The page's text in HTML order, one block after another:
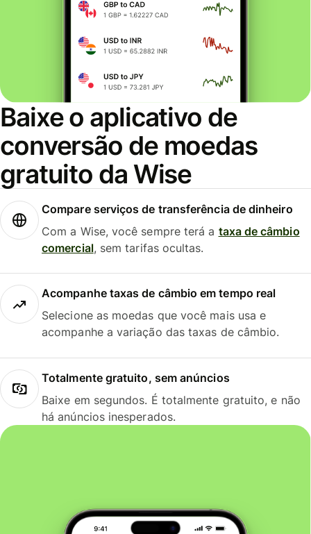
Baixe o aplicativo de
conversão de moedas
gratuito da Wise
Compare serviços de transferência de dinheiro
Com a Wise, você sempre terá a taxa de câmbio
comercial, sem tarifas ocultas.
Acompanhe taxas de câmbio em tempo real
Selecione as moedas que você mais usa e
acompanhe a variação das taxas de câmbio.
Totalmente gratuito, sem anúncios
Baixe em segundos. É totalmente gratuito, e não
há anúncios inesperados.